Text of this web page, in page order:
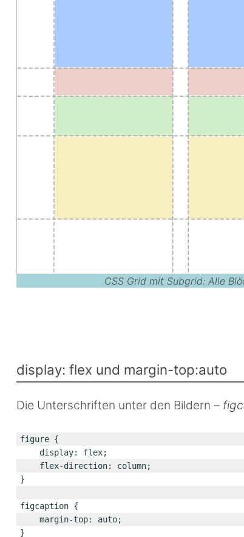
CSS Grid mit Subgrid: Alle
display: flex und margin-top:auto
Die Unterschriften unter den Bildern –
figure {
}
figcaption {
}